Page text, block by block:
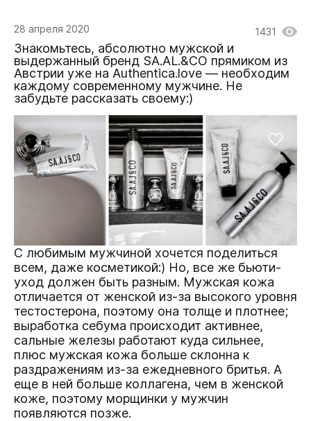
28 апреля 2020 1431
Знакомьтесь, абсолютно мужской и
выдержанный бренд SA.AL.&CO прямиком из
Австрии уже на Authentica.love — необходим
каждому современному мужчине. Не
забудьте рассказать своему:)
С любимым мужчиной хочется поделиться
всем, даже косметикой:) Но, все же бьюти-
уход должен быть разным. Мужская кожа
отличается от женской из-за высокого уровня
тестостерона, поэтому она толще и плотнее;
выработка себума происходит активнее,
сальные железы работают куда сильнее,
плюс мужская кожа больше склонна к
раздражениям из-за ежедневного бритья. А
еще в ней больше коллагена, чем в женской
коже, поэтому морщинки у мужчин
появляются позже.